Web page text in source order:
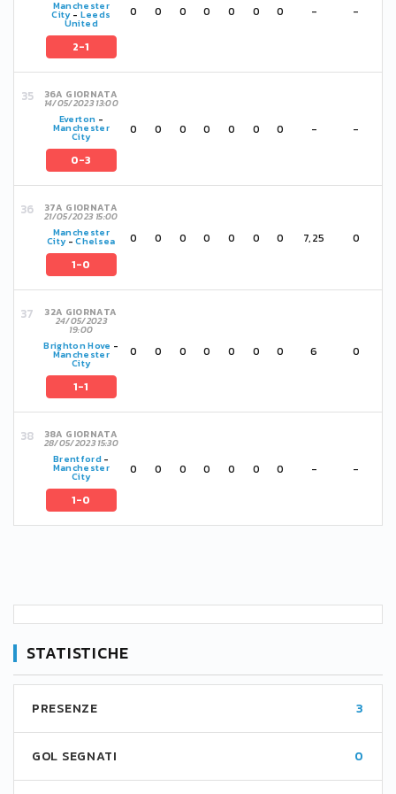
Manchester
City- Leeds
United
2-1
0 0 0 0 0 0 0 - -
36A GIORNATA
14/05/2023 13:00
Everton -
Manchester
City
0-3
0 0 0 0 0 0 0 - -
37A GIORNATA
21/05/2023 15:00
Manchester
City-Chelsea
1-0
0 0 0 0 0 0 0 7,25 0
32A GIORNATA
24/05/2023
19:00
Brighton Hove -
Manchester
City
1-1
0 0 0 0 0 0 0 6 0
38A GIORNATA
28/05/2023 15:30
Brentford -
Manchester
City
1-0
0 0 0 0 0 0 0 - -
STATISTICHE
PRESENZE 3
GOL SEGNATI 0